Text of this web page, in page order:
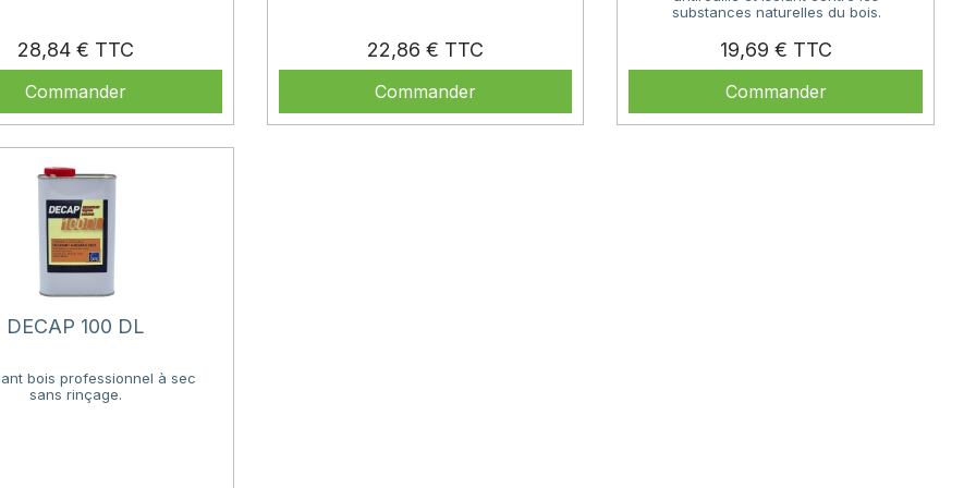
28,84 €
Prix
Commander
22,86 €
Commander
substances naturelles du bois.
19,69 €
Prix
Commander
DECAP 100 DL
bois professionnel à sec
sans rinçage.